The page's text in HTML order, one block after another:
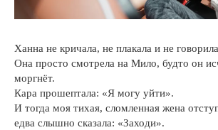
Ханна не кричала, не плакала и не
Она просто смотрела на Мило, будто он
моргнёт.
Кара прошептала: «Я могу уйти».
И тогда моя тихая, сломленная жена
едва слышно сказала: «Заходи».